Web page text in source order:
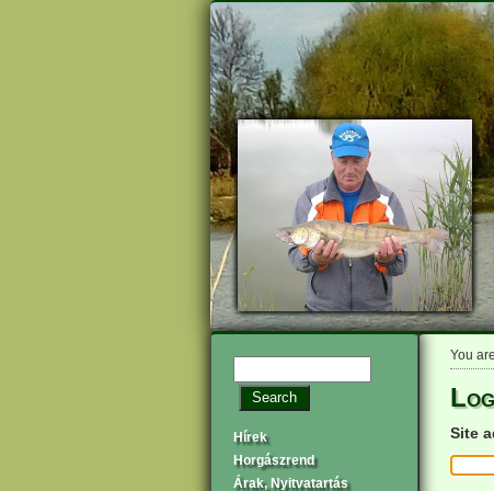
You
Site
Hírek
Horgászrend
Árak, Nyitvatartás